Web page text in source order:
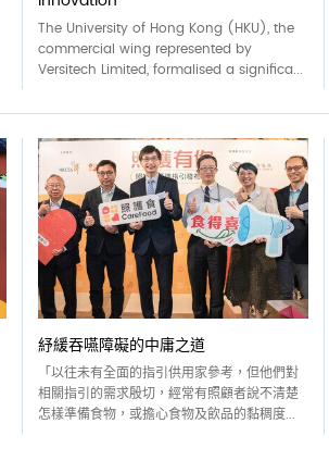
The University of Hong Kong (HKU), the
commercial wing represented by
Versitech Limited, formalised a significa...
紓緩吞嚥障礙的中庸之道
「以往未有全面的指引供用家參考，但他們對
相關指引的需求殷切，經常有照顧者說不清楚
怎樣準備食物，或擔心食物及飲品的黏稠度...